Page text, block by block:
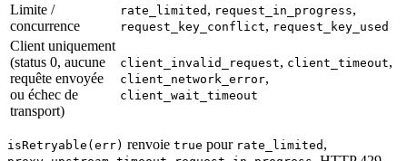
Limite /
concurrence
rate_limited , request_in_progress,
request_key_conflict, request_key_used
Client uniquement
(status 0, aucune
requête envoyée
ou échec de
transport)
client_invalid_request, client_timeout,
client_network_error,
client_wait_timeout
isRetryable(err) renvoie true pour rate_limited ,